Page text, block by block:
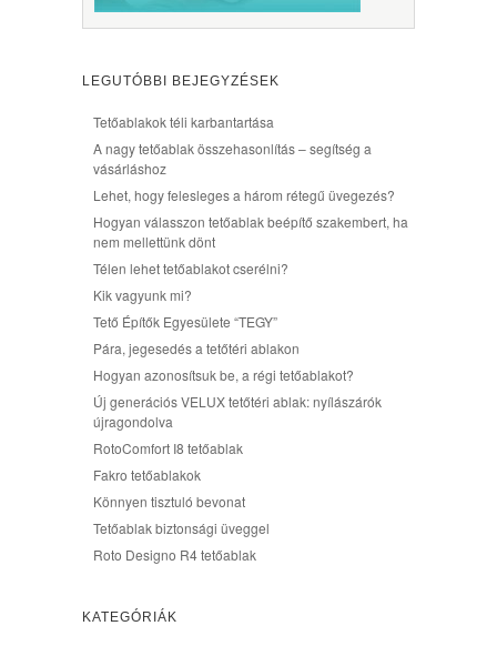
LEGUTÓBBI BEJEGYZÉSEK
Tetőablakok téli karbantartása
A nagy tetőablak összehasonlítás – segítség a
vásárláshoz
Lehet, hogy felesleges a három rétegű üvegezés?
Hogyan válasszon tetőablak beépítő szakembert, ha
nem mellettünk dönt
Télen lehet tetőablakot cserélni?
Kik vagyunk mi?
Tető Építők Egyesülete “TEGY”
Pára, jegesedés a tetőtéri ablakon
Hogyan azonosítsuk be, a régi tetőablakot?
Új generációs VELUX tetőtéri ablak: nyílászárók
újragondolva
RotoComfort I8 tetőablak
Fakro tetőablakok
Könnyen tisztuló bevonat
Tetőablak biztonsági üveggel
Roto Designo R4 tetőablak
KATEGÓRIÁK